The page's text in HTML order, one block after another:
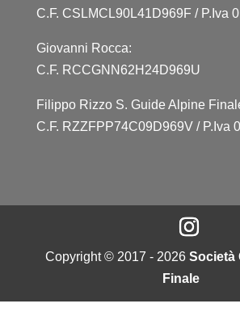
C.F. CSLMCL90L41D969F / P.Iva
Giovanni Rocca:
C.F. RCCGNN62H24D969U
Filippo Rizzo S. Guide Alpine
C.F. RZZFPP74C09D969V / P.Iva
Copyright © 2017 - 2026 Società
Finale